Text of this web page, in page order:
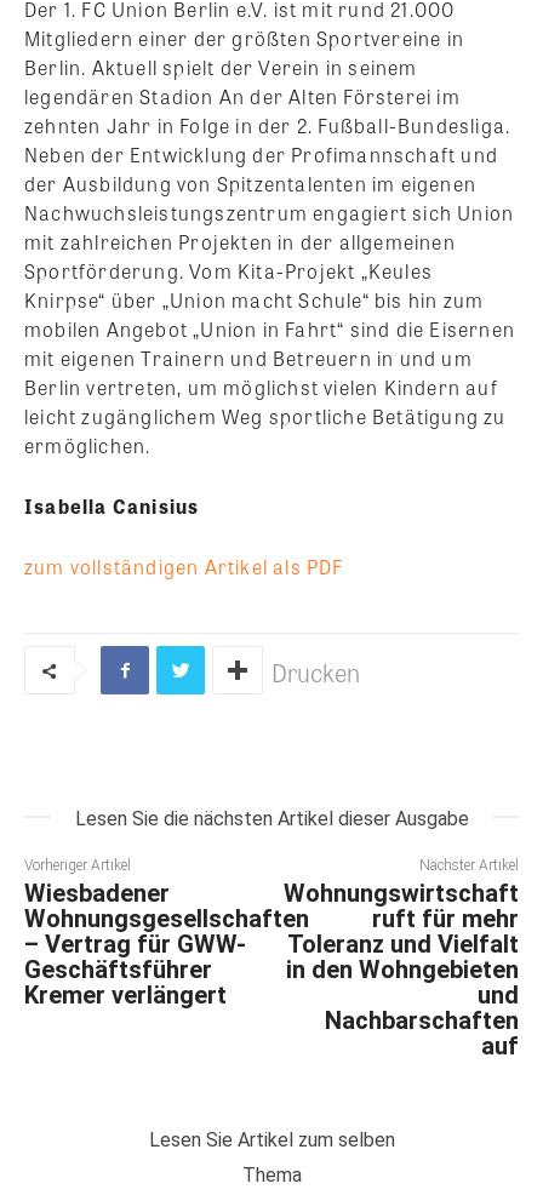
Der 1. FC Union Berlin e.V. ist mit rund 21.000
Mitgliedern einer der größten Sportvereine in
Berlin. Aktuell spielt der Verein in seinem
legendären Stadion An der Alten Försterei im
zehnten Jahr in Folge in der 2. Fußball-Bundesliga.
Neben der Entwicklung der Profimannschaft und
der Ausbildung von Spitzentalenten im eigenen
Nachwuchsleistungszentrum engagiert sich Union
mit zahlreichen Projekten in der allgemeinen
Sportförderung. Vom Kita-Projekt „Keules
Knirpse“ über „Union macht Schule“ bis hin zum
mobilen Angebot „Union in Fahrt“ sind die Eisernen
mit eigenen Trainern und Betreuern in und um
Berlin vertreten, um möglichst vielen Kindern auf
leicht zugänglichem Weg sportliche Betätigung zu
ermöglichen.
Isabella Canisius
zum vollständigen Artikel als PDF
Drucken
Lesen Sie die nächsten Artikel dieser Ausgabe
Vorheriger Artikel
Wiesbadener
Wohnungsgesellschaften
– Vertrag für GWW-
Geschäftsführer
Kremer verlängert
Nächster Artikel
Wohnungswirtschaft
ruft für mehr
Toleranz und Vielfalt
in den Wohngebieten
und
Nachbarschaften
auf
Lesen Sie Artikel zum selben
Thema